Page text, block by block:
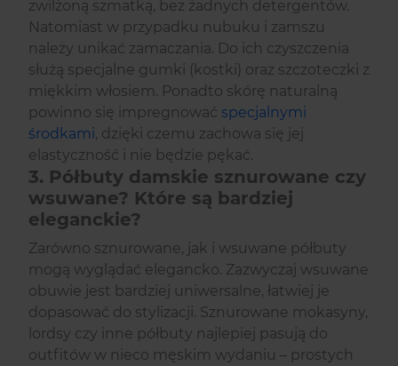
zwilżoną szmatką, bez żadnych detergentów.
Natomiast w przypadku nubuku i zamszu
należy unikać zamaczania. Do ich czyszczenia
służą specjalne gumki (kostki) oraz szczoteczki z
miękkim włosiem. Ponadto skórę naturalną
powinno się impregnować specjalnymi
środkami, dzięki czemu zachowa się jej
elastyczność i nie będzie pękać.
3. Półbuty damskie sznurowane czy
wsuwane? Które są bardziej
eleganckie?
Zarówno sznurowane, jak i wsuwane półbuty
mogą wyglądać elegancko. Zazwyczaj wsuwane
obuwie jest bardziej uniwersalne, łatwiej je
dopasować do stylizacji. Sznurowane mokasyny,
lordsy czy inne półbuty najlepiej pasują do
outfitów w nieco męskim wydaniu – prostych